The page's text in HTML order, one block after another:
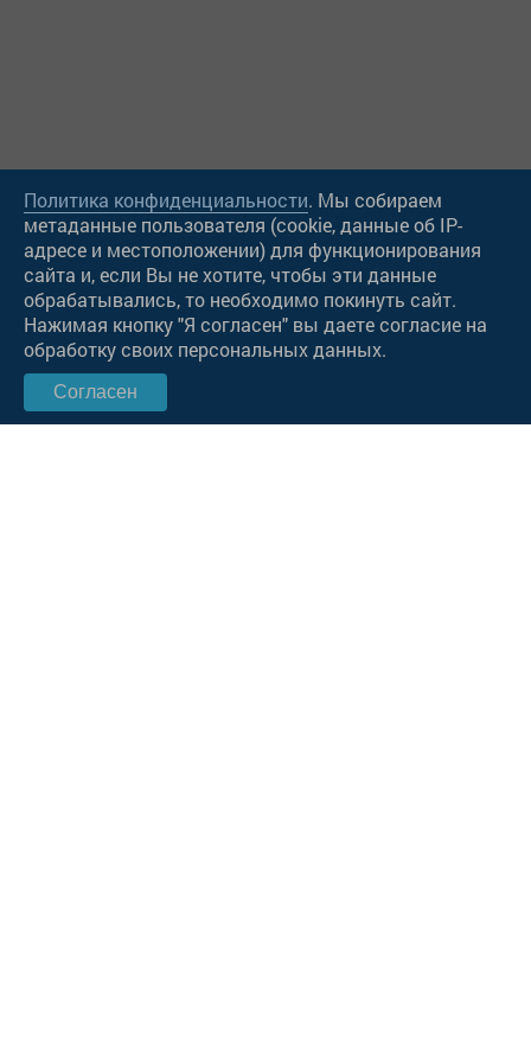
Чат в Viber
Чат в WatsApp
Политика конфиденциальности. Мы собираем
метаданные пользователя (cookie, данные об IP-
адресе и местоположении) для функционирования
сайта и, если Вы не хотите, чтобы эти данные
обрабатывались, то необходимо покинуть сайт.
Нажимая кнопку "Я согласен" вы даете согласие на
обработку своих персональных данных.
Согласен